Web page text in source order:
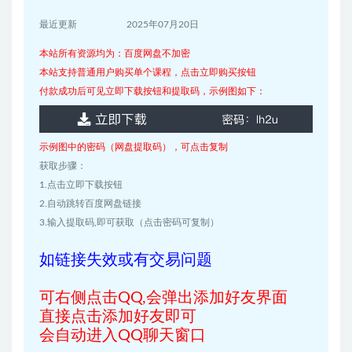
最近更新 2025年07月20日
本站所有资源均为：百度网盘不加密
本站支持普通用户购买单个课程，点击立即购买按钮
付款成功后可见立即下载按钮和提取码，示例图如下：
示例图中的密码（网盘提取码），可点击复制
获取步骤：
1.点击立即下载按钮
2.自动跳转百度网盘链接
3.输入提取码,即可获取（点击密码可复制）
如链接失效或有交易问题
可右侧点击QQ,会弹出添加好友界面
直接点击添加好友即可
会自动进入QQ聊天窗口